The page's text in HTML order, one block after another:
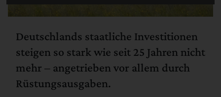
Deutschlands staatliche Investitionen
steigen so stark wie seit 25 Jahren nicht
mehr – angetrieben vor allem durch
Rüstungsausgaben.